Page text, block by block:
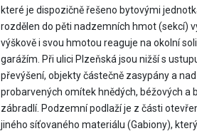
které je dispozičně řešeno bytovými
rozdělen do pěti nadzemních hmot (sekcí)
výškově i svou hmotou reaguje na okolní
garážím. Při ulici Plzeňská jsou nižší s
převýšení, objekty částečně zasypány a
probarvených omítek hnědých, béžových a
zábradlí. Podzemní podlaží je z části
jiného síťovaného materiálu (Gabiony),